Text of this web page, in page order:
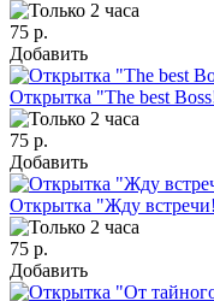
75 р.
Добавить
Открытка "The best
75 р.
Добавить
Открытка "Жду
75 р.
Добавить